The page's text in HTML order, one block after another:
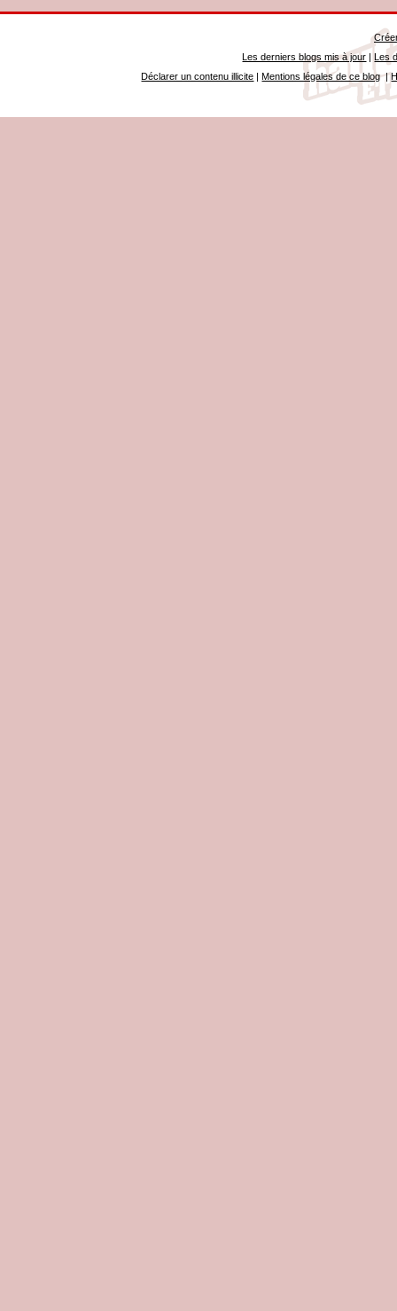
Les derniers blogs mis à jour |Les
Déclarer un contenu illicite |Mentions légales de ce blog|